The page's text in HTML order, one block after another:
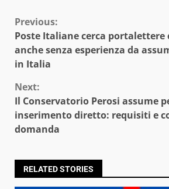
Continue
Reading
Previous:
Poste Italiane cerca portalettere
anche senza esperienza da
in Italia
Next:
Il Conservatorio Perosi assume
inserimento diretto: requisiti e
domanda
RELATED STORIES